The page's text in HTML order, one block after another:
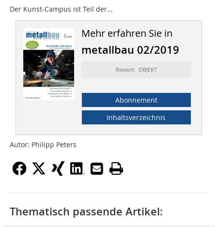
Der Kunst-Campus ist Teil der...
Mehr erfahren Sie in
metallbau 02/2019
Ressort: OBJEKT
Abonnement
Inhaltsverzeichnis
Autor: Philipp Peters
Thematisch passende Artikel: